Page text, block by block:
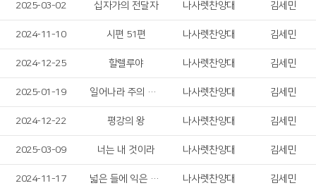
2025-03-02 십자가의 전달자 나사렛찬양대 김세민
2024-11-10 시편 51편 나사렛찬양대 김세민
2024-12-25 할렐루야 나사렛찬양대 김세민
2025-01-19 일어나라 주의 백성들 나사렛찬양대 김세민
2024-12-22 평강의 왕 나사렛찬양대 김세민
2025-03-09 너는 내 것이라 나사렛찬양대 김세민
2024-11-17 넓은 들에 익은 곡식 나사렛찬양대 김세민